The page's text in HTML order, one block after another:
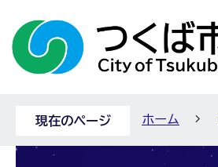
現在のページ ホーム